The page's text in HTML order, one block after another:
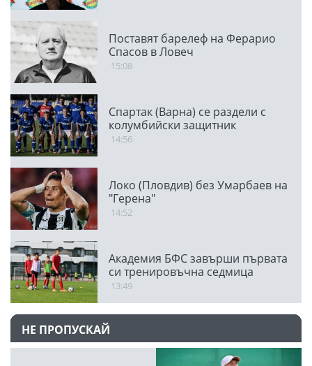
Поставят барелеф на Ферарио
Спасов в Ловеч
15:08
Спартак (Варна) се раздели с
колумбийски защитник
14:56
Локо (Пловдив) без Умарбаев на
"Герена"
14:52
Академия БФС завърши първата
си тренировъчна седмица
13:49
НЕ ПРОПУСКАЙ